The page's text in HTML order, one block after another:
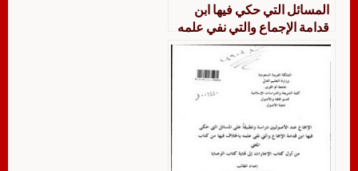
المسائل التي حكي فيها ابن
قدامة الإجماع والتي نفي علمه
بالخلاف فيها من كتابه المغني
في كتاب الزاكاة من باب الفدية
وجزاء الصيد من كتاب الحج إلي
نهاية باب بيع الأصول والثمار